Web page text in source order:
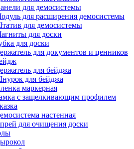
для демосистемы
для расширения демосистемы
для демосистемы
для доски
для доски
для документов и ценников
для бейджа
для бейджа
маркерная
с защелкивающим профилем
настенная
для очищения доски